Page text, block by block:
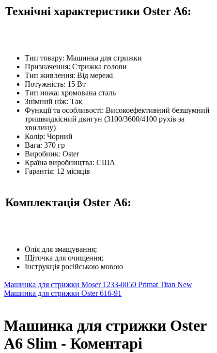
Технічні характеристики Oster A6:
Тип товару: Машинка для стрижки
Призначення: Стрижка голови
Тип живлення: Від мережі
Потужність: 15 Вт
Тип ножа: хромована сталь
Знімний ніж: Так
Функції та особливості: Високоефективний безшумний
тришвидкісний двигун (3100/3600/4100 рухів за
хвилину)
Колір: Чорний
Вага: 370 гр
Виробник: Oster
Країна виробництва: США
Гарантія: 12 місяців
Комплектація Oster A6:
Олія для змащування;
Щіточка для очищення;
Інструкція російською мовою
Машинка для стрижки Moser 1233-0050 Primat Titan New
Машинка для стрижки Oster 616-91
Машинка для стрижки Oster
A6 Slim - Коментарі